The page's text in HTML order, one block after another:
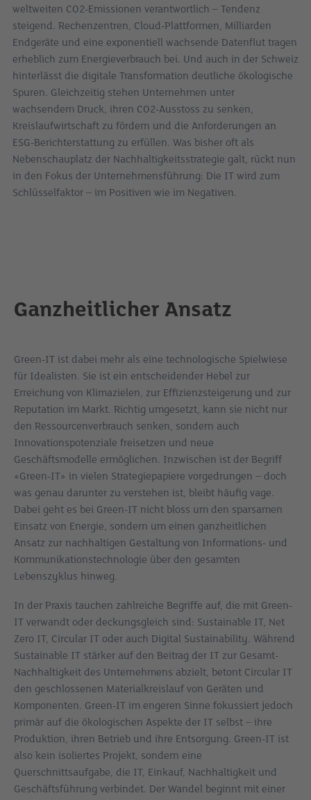
weltweiten CO2-Emissionen verantwortlich – Tendenz
steigend. Rechenzentren, Cloud-Plattformen, Milliarden
Endgeräte und eine exponentiell wachsende Datenflut tragen
erheblich zum Energieverbrauch bei. Und auch in der Schweiz
hinterlässt die digitale Transformation deutliche ökologische
Spuren. Gleichzeitig stehen Unternehmen unter
wachsendem Druck, ihren CO2-Ausstoss zu senken,
Kreislaufwirtschaft zu fördern und die Anforderungen an
ESG-Berichterstattung zu erfüllen. Was bisher oft als
Nebenschauplatz der Nachhaltigkeitsstrategie galt, rückt nun
in den Fokus der Unternehmensführung: Die IT wird zum
Schlüsselfaktor – im Positiven wie im Negativen.
Ganzheitlicher Ansatz
Green-IT ist dabei mehr als eine technologische Spielwiese
für Idealisten. Sie ist ein entscheidender Hebel zur
Erreichung von Klimazielen, zur Effizienzsteigerung und zur
Reputation im Markt. Richtig umgesetzt, kann sie nicht nur
den Ressourcenverbrauch senken, sondern auch
Innovationspotenziale freisetzen und neue
Geschäftsmodelle ermöglichen. Inzwischen ist der Begriff
«Green-IT» in vielen Strategiepapiere vorgedrungen – doch
was genau darunter zu verstehen ist, bleibt häufig vage.
Dabei geht es bei Green-IT nicht bloss um den sparsamen
Einsatz von Energie, sondern um einen ganzheitlichen
Ansatz zur nachhaltigen Gestaltung von Informations- und
Kommunikationstechnologie über den gesamten
Lebenszyklus hinweg.
In der Praxis tauchen zahlreiche Begriffe auf, die mit Green-
IT verwandt oder deckungsgleich sind: Sustainable IT, Net
Zero IT, Circular IT oder auch Digital Sustainability. Während
Sustainable IT stärker auf den Beitrag der IT zur Gesamt-
Nachhaltigkeit des Unternehmens abzielt, betont Circular IT
den geschlossenen Materialkreislauf von Geräten und
Komponenten. Green-IT im engeren Sinne fokussiert jedoch
primär auf die ökologischen Aspekte der IT selbst – ihre
Produktion, ihren Betrieb und ihre Entsorgung. Green-IT ist
also kein isoliertes Projekt, sondern eine
Querschnittsaufgabe, die IT, Einkauf, Nachhaltigkeit und
Geschäftsführung verbindet. Der Wandel beginnt mit einer